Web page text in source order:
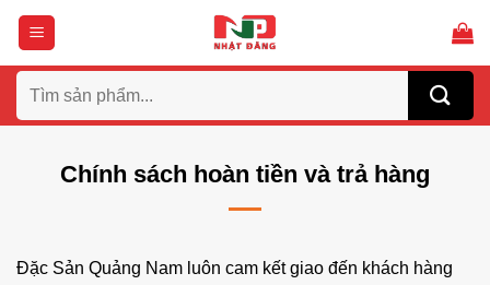
Bỏ
nội
dung
kiếm:
Chính sách hoàn tiền và trả hàng
Đặc Sản Quảng Nam luôn cam kết giao đến khách hàng